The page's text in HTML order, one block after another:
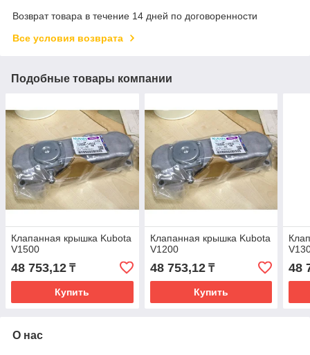
Возврат товара в течение 14 дней по договоренности
Все условия возврата
Подобные товары компании
Клапанная крышка Kubota
V1500
48 753,12 ₸
Купить
Клапанная крышка Kubota
V1200
48 753,12₸
Купить
48
О нас